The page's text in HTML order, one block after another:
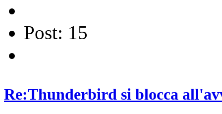
Post: 15
Re:Thunderbird si blocca